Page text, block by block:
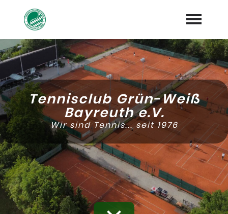
Startseite
Mannschaften & Trainer expand_more
Platzbuchung
Vereinsinfos & Termine expand_more
Unser Verein expand_more
Jetzt Mitglied werden expand_more
Tennisclub Grün-Weiß
Bayreuth e.V.
Wir sind Tennis... seit 1976